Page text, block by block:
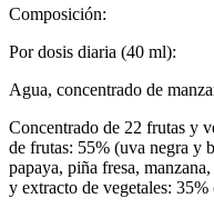
Composición:
Por dosis diaria (40 ml):
Agua, concentrado de
Concentrado de 22 frutas y
de frutas: 55% (uva negra y
papaya, piña fresa,
y extracto de vegetales: